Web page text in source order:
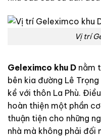
Vị trí
Geleximco khu D nằm
bên kia đường Lê
kề với thôn La Phù.
hoàn thiện một phần
thuận tiện cho những
nhà mà không phải